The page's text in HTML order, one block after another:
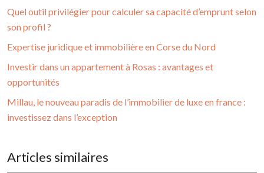
Quel outil privilégier pour calculer sa capacité d’emprunt selon
son profil ?
Expertise juridique et immobilière en Corse du Nord
Investir dans un appartement à Rosas : avantages et
opportunités
Millau, le nouveau paradis de l’immobilier de luxe en france :
investissez dans l’exception
Articles similaires